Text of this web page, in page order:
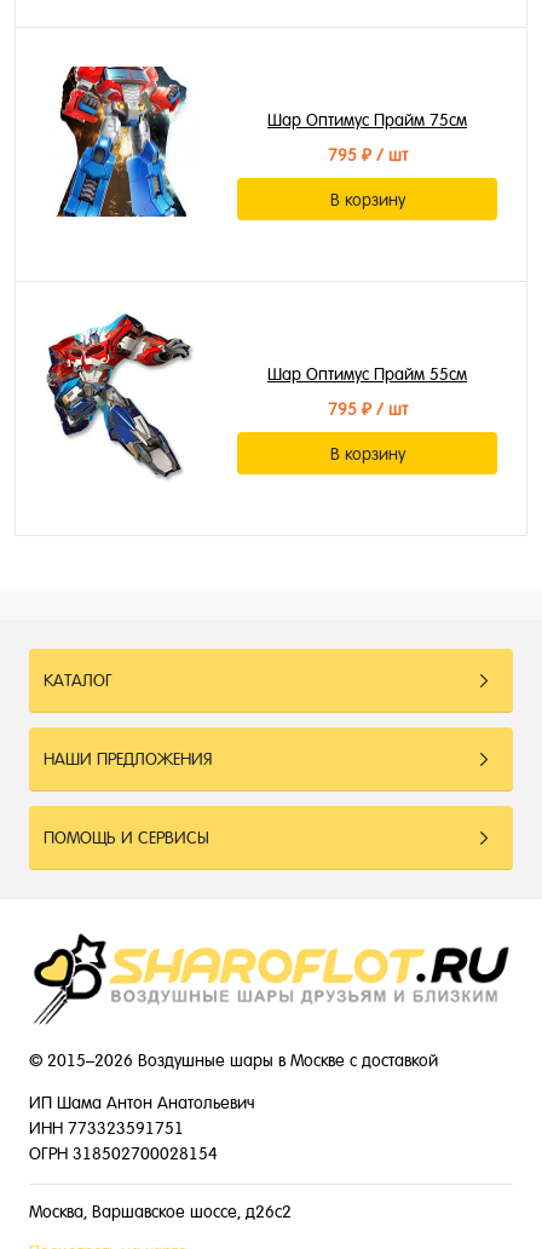
Шар Оптимус Прайм 75см
795 ₽/ шт
В корзину
Шар Оптимус Прайм 55см
795 ₽/ шт
В корзину
КАТАЛОГ
НАШИ ПРЕДЛОЖЕНИЯ
ПОМОЩЬ И СЕРВИСЫ
© 2015–2026 Воздушные шары в Москве с доставкой
ИП Шама Антон Анатольевич
ИНН 773323591751
ОГРН 318502700028154
Москва, Варшавское шоссе, д26с2